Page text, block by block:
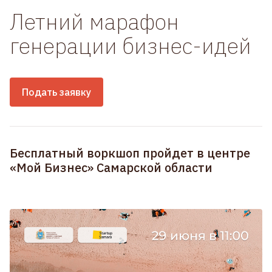
Летний марафон
генерации бизнес-идей
Подать заявку
Бесплатный воркшоп пройдет в центре
«Мой Бизнес» Самарской области